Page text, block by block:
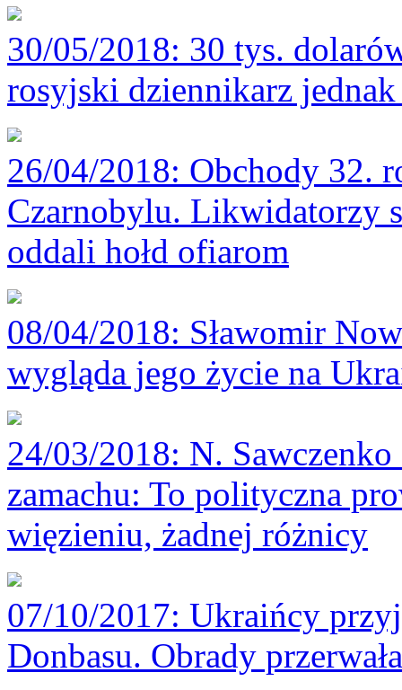
30/05/2018: 30 tys.
rosyjski dziennikarz
26/04/2018: Obchody 32.
Czarnobylu. Likwidatorzy
oddali hołd ofiarom
08/04/2018: Sławomir
wygląda jego życie na
24/03/2018: N.
zamachu: To polityczna
więzieniu, żadnej różnicy
07/10/2017: Ukraińcy
Donbasu. Obrady